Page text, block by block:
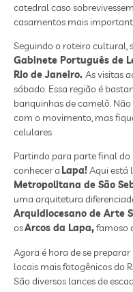
catedral caso
casamentos mais
Seguindo o roteiro cultural,
Gabinete Português de
Rio de Janeiro. As visitas
sábado. Essa região é
banquinhas de camelô.
com o movimento, mas
celulares
Partindo para parte final do
conhecer a Lapa!Aqui está
Metropolitana de São
uma arquitetura
Arquidiocesano de Arte
osArcos da Lapa,famoso
Agora é hora de se
locais mais fotogênicos do
São diversos lances de